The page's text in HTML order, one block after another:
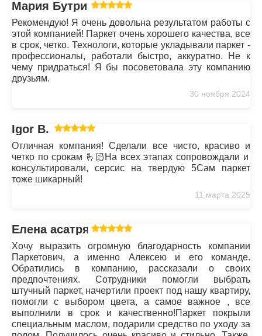
Мария Бутрим
Рекомендую! Я очень довольна результатом работы с
этой компанией! Паркет очень хорошего качества, все
в срок, четко. Технологи, которые укладывали паркет -
профессионалы, работали быстро, аккуратно. Не к
чему придраться! Я бы посоветовала эту компанию
друзьям.
30 ноября 2024
Igor B.
Отличная компания! Сделали все чисто, красиво и
четко по срокам 🫰🏻На всех этапах сопровождали и
консультировали, серсис на твердую 5Сам паркет
тоже шикарный!
11 марта 2025
Елена асатрян
Хочу выразить огромную благодарность компании
Паркетович, а именно Алексею и его команде.
Обратились в компанию, рассказали о своих
предпочтениях. Сотрудники помогли выбрать
штучный паркет, начертили проект под нашу квартиру,
помогли с выбором цвета, а самое важное , все
выполнили в срок и качественно!Паркет покрыли
специальным маслом, подарили средство по уходу за